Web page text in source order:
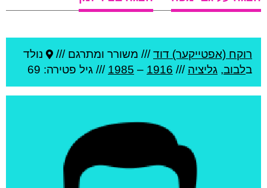
רוקח (אפטייקער) דוד/// משורר ומתרגם ///
נולד
בלבוב, גליציה ///
1916
–
1985 /// גיל פטירה: 69